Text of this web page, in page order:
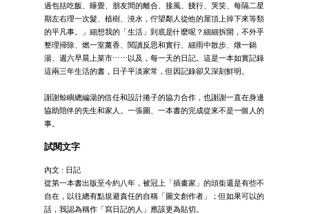
過包括吃飯、睡覺、朋友間的離合、接風、餞行、哭笑、每隔二星
期左右理一次髮、植樹、澆水，佇望鄰人從他的屋頂上掉下來等類
的平凡事。」細想我的「生活」到底是什麼呢？細細拆開，不外乎
整理掃除、燃一室薰香、閱讀反思和實行、細雨中散步、燉一鍋
湯、週六早晨上菜市⋯⋯以及，每一天的日記。這是一本如實記錄
這兩三年生活的書，日子平淡家常，但因記錄卻又深刻鮮明。
謝謝鯨嶼總編湯的信任和設計捲子的協力合作，也謝謝一直在身邊
協助陪伴的先生和家人。一張圖、一本書的完成從來不是一個人的
事。
試閱文字
內文 : 日記
從第一本書出版至今約八年，被冠上「插畫家」的頭銜還是有些不
自在，以往總有點規避責任的自稱「圖文創作者」；但如果可以的
話，我認為稱作「寫日記的人」應該更為貼切。